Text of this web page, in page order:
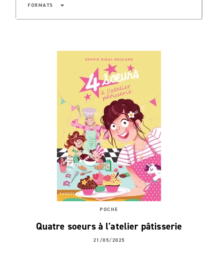
FORMATS arrow_drop_down
POCHE
Quatre soeurs à l'atelier pâtisserie
21/05/2025